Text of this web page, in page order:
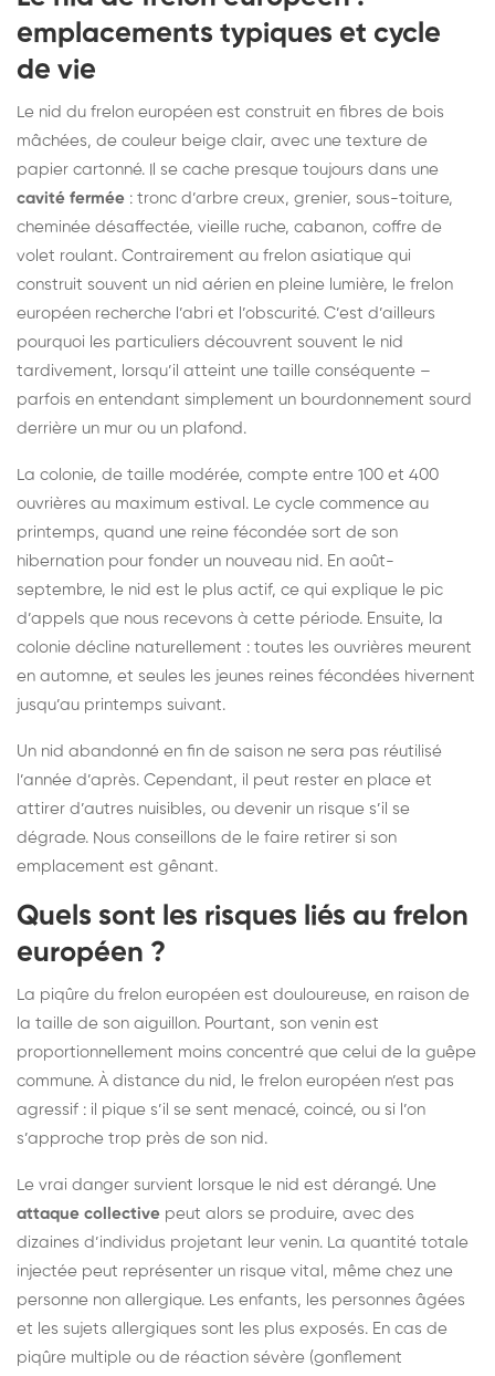
emplacements typiques et cycle
de vie
Le nid du frelon européen est construit en fibres de bois
mâchées, de couleur beige clair, avec une texture de
papier cartonné. Il se cache presque toujours dans une
cavité fermée : tronc d’arbre creux, grenier, sous-toiture,
cheminée désaffectée, vieille ruche, cabanon, coffre de
volet roulant. Contrairement au frelon asiatique qui
construit souvent un nid aérien en pleine lumière, le frelon
européen recherche l’abri et l’obscurité. C’est d’ailleurs
pourquoi les particuliers découvrent souvent le nid
tardivement, lorsqu’il atteint une taille conséquente –
parfois en entendant simplement un bourdonnement sourd
derrière un mur ou un plafond.
La colonie, de taille modérée, compte entre 100 et 400
ouvrières au maximum estival. Le cycle commence au
printemps, quand une reine fécondée sort de son
hibernation pour fonder un nouveau nid. En août-
septembre, le nid est le plus actif, ce qui explique le pic
d’appels que nous recevons à cette période. Ensuite, la
colonie décline naturellement : toutes les ouvrières meurent
en automne, et seules les jeunes reines fécondées hivernent
jusqu’au printemps suivant.
Un nid abandonné en fin de saison ne sera pas réutilisé
l’année d’après. Cependant, il peut rester en place et
attirer d’autres nuisibles, ou devenir un risque s’il se
dégrade. Nous conseillons de le faire retirer si son
emplacement est gênant.
Quels sont les risques liés au frelon
européen ?
La piqûre du frelon européen est douloureuse, en raison de
la taille de son aiguillon. Pourtant, son venin est
proportionnellement moins concentré que celui de la guêpe
commune. À distance du nid, le frelon européen n’est pas
agressif : il pique s’il se sent menacé, coincé, ou si l’on
s’approche trop près de son nid.
Le vrai danger survient lorsque le nid est dérangé. Une
attaque collective peut alors se produire, avec des
dizaines d’individus projetant leur venin. La quantité totale
injectée peut représenter un risque vital, même chez une
personne non allergique. Les enfants, les personnes âgées
et les sujets allergiques sont les plus exposés. En cas de
piqûre multiple ou de réaction sévère (gonflement